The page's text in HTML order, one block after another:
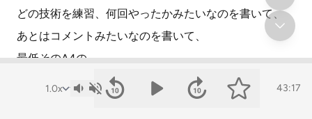
どの技術を練習、何回やったかみたいなのを書いて、
あとはコメントみたいなのを書いて、
最低そのA4の、
A4だっけ?普通のノートの、
最低でもその片面は全部埋めなきゃいけないみたいな。
43:17